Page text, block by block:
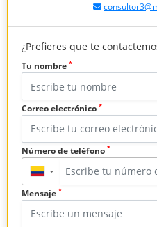
¿Prefieres que te
Tu nombre *
Correo electrónico *
Número de teléfono *
▼
Mensaje *